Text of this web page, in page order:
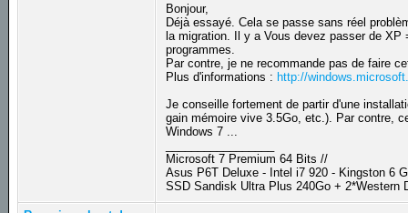
Bonjour,
Déjà essayé. Cela se passe sans réel
la migration. Il y a Vous devez passer de
programmes.
Par contre, je ne recommande pas de faire
Plus d'informations : http://
Je conseille fortement de partir d'une
gain mémoire vive 3.5Go, etc.). Par contre,
Windows 7 ...
Microsoft 7 Premium 64 Bits //
Asus P6T Deluxe - Intel i7 920 - Kingston 6
SSD Sandisk Ultra Plus 240Go + 2*Western